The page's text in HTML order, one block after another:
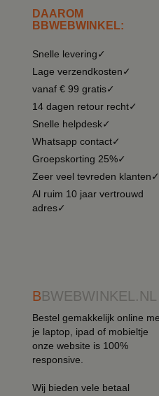
DAAROM
BBWEBWINKEL:
Snelle levering✓
Lage verzendkosten✓
vanaf € 99 gratis✓
14 dagen retour recht✓
Snelle helpdesk✓
Whatsapp contact✓
Groepskorting 25%✓
Zeer veel tevreden klanten✓
Al ruim 10 jaar vertrouwd
adres✓
BBWEBWINKEL.NL
Bestel gemakkelijk online
je laptop, ipad of mobieltje
onze website is 100%
responsive.
Wij bieden vele betaal